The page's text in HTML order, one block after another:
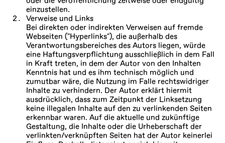
einzustellen.
Verweise und Links
Bei direkten oder indirekten Verweisen auf fremde
Webseiten ("Hyperlinks"), die außerhalb des
Verantwortungsbereiches des Autors liegen, würde
eine Haftungsverpflichtung ausschließlich in dem Fall
in Kraft treten, in dem der Autor von den Inhalten
Kenntnis hat und es ihm technisch möglich und
zumutbar wäre, die Nutzung im Falle rechtswidriger
Inhalte zu verhindern. Der Autor erklärt hiermit
ausdrücklich, dass zum Zeitpunkt der Linksetzung
keine illegalen Inhalte auf den zu verlinkenden Seiten
erkennbar waren. Auf die aktuelle und zukünftige
Gestaltung, die Inhalte oder die Urheberschaft der
verlinkten/verknüpften Seiten hat der Autor keinerlei